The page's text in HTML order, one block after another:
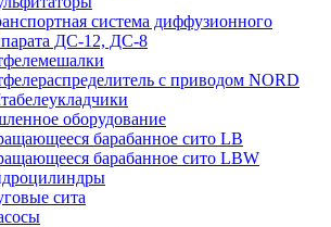
система диффузионного
ДС-12, ДС-8
с приводом NORD
оборудование
барабанное сито LB
барабанное сито LBW
сита